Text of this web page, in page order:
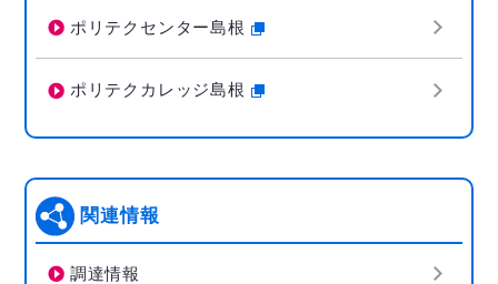
ポリテクセンター島根
ポリテクカレッジ島根
関連情報
調達情報